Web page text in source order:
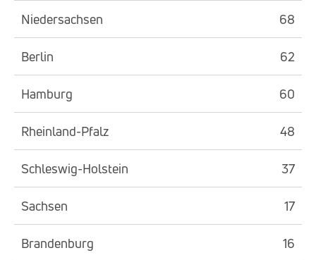
Niedersachsen 68
Berlin 62
Hamburg 60
Rheinland-Pfalz 48
Schleswig-Holstein 37
Sachsen 17
Brandenburg 16